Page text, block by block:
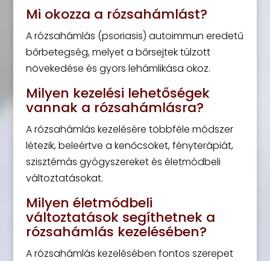
Mi okozza a rózsahámlást?
A rózsahámlás (psoriasis) autoimmun eredetű
bőrbetegség, melyet a bőrsejtek túlzott
növekedése és gyors lehámlikása okoz.
Milyen kezelési lehetőségek
vannak a rózsahámlásra?
A rózsahámlás kezelésére többféle módszer
létezik, beleértve a kenőcsöket, fényterápiát,
szisztémás gyógyszereket és életmódbeli
változtatásokat.
Milyen életmódbeli
változtatások segíthetnek a
rózsahámlás kezelésében?
A rózsahámlás kezelésében fontos szerepet